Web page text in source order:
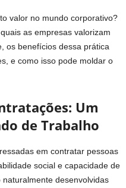
valor no mundo corporativo?
as empresas valorizam
os benefícios dessa prática
e como isso pode moldar o
Um
de Trabalho
em contratar pessoas
social e capacidade de
desenvolvidas